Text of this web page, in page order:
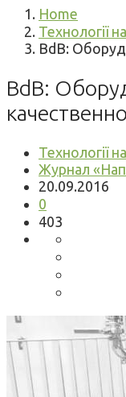
Home
Технології
BdB:
BdB:
Технології
Журнал
20.09.2016
0
403